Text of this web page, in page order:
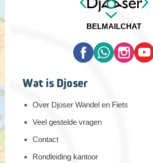
BELMAILCHAT
Wat is Djoser
Over Djoser Wandel en Fiets
Veel gestelde vragen
Contact
Rondleiding kantoor